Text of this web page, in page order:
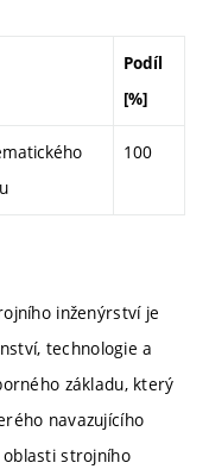
Podíl
[%]
100
inženýrství je
technologie a
základu, který
navazujícího
strojního